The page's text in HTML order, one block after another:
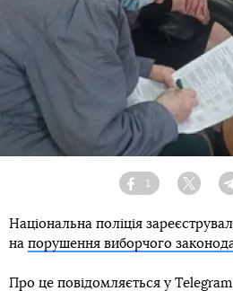
Facebook
1
Twitter
Національна поліція
на порушення виборчого
Про це повідомляється у Telegram